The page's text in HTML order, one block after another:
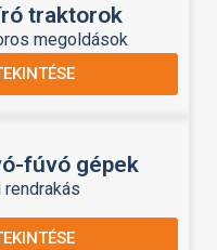
traktorok
megoldások
fúvó gépek